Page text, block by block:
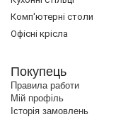
Комп'ютерні столи
Офісні крісла
Покупець
Правила работи
Мій профіль
Історія замовлень